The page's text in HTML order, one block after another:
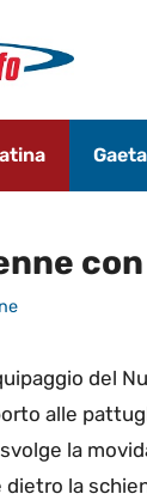
Gaeta
del
alle
la
la